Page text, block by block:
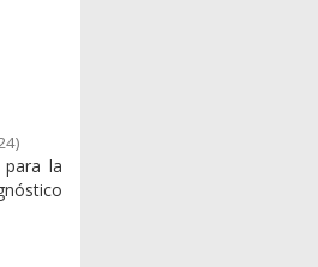
)
para la